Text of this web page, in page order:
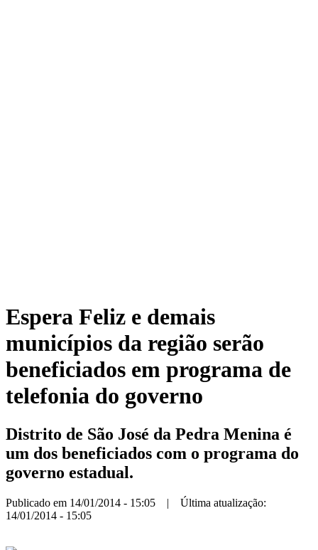
Espera Feliz e demais
municípios da região serão
beneficiados em programa de
telefonia do governo
Distrito de São José da Pedra Menina é
um dos beneficiados com o programa do
governo estadual.
Publicado em 14/01/2014 - 15:05 | Última atualização:
14/01/2014 - 15:05